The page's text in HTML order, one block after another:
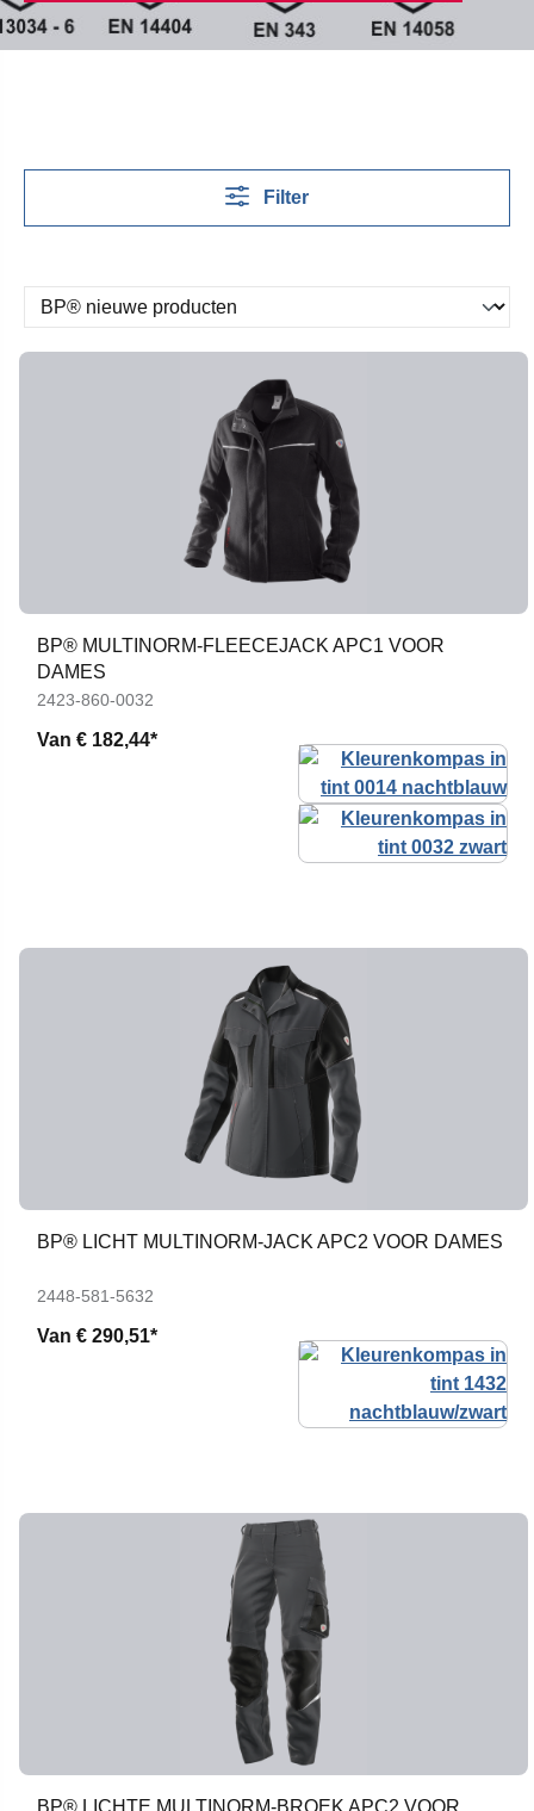
Filter
BP® MULTINORM-FLEECEJACK APC1 VOOR
DAMES
2423-860-0032
Van € 182,44*
BP® LICHT MULTINORM-JACK APC2 VOOR DAMES
2448-581-5632
Van € 290,51*
BP® LICHTE MULTINORM-BROEK APC2 VOOR